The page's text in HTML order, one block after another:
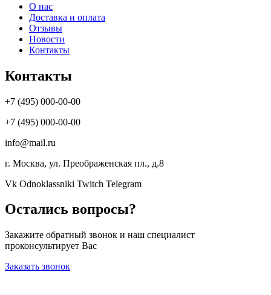
О нас
Доставка и оплата
Отзывы
Новости
Контакты
Контакты
+7 (495) 000-00-00
+7 (495) 000-00-00
info@mail.ru
г. Москва, ул. Преображенская пл., д.8
Vk Odnoklassniki Twitch Telegram
Остались вопросы?
Закажите обратный звонок и наш специалист
проконсультирует Вас
Заказать звонок